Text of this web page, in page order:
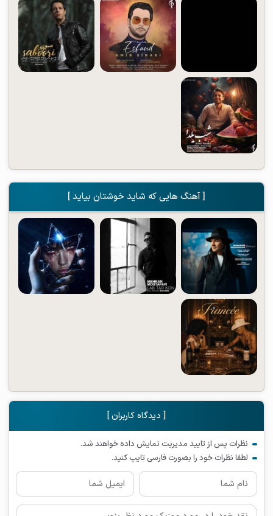
[ آهنگ هایی که شاید خوشتان بیاید ]
[ دیدگاه کاربران ]
نظرات پس از تایید مدیریت نمایش داده خواهند شد.
لطفا نظرات خود را بصورت فارسی تایپ کنید.